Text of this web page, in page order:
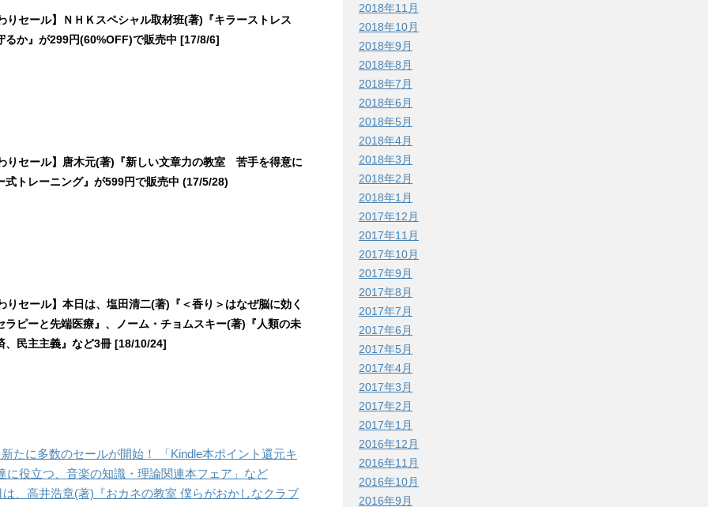
りセール】ＮＨＫスペシャル取材班(著)『キラーストレス
るか』が299円(60%OFF)で販売中 [17/8/6]
りセール】唐木元(著)『新しい文章力の教室 苦手を得意に
式トレーニング』が599円で販売中 (17/5/28)
りセール】本日は、塩田清二(著)『＜香り＞はなぜ脳に効く
ピーと先端医療』、ノーム・チョムスキー(著)『人類の未
民主主義』など3冊 [18/10/24]
新たに多数のセールが開始！ 「Kindle本ポイント還元キ
に役立つ、音楽の知識・理論関連本フェア」など
は、高井浩章(著)『おカネの教室 僕らがおかしなクラブ
2018年11月
2018年10月
2018年9月
2018年8月
2018年7月
2018年6月
2018年5月
2018年4月
2018年3月
2018年2月
2018年1月
2017年12月
2017年11月
2017年10月
2017年9月
2017年8月
2017年7月
2017年6月
2017年5月
2017年4月
2017年3月
2017年2月
2017年1月
2016年12月
2016年11月
2016年10月
2016年9月